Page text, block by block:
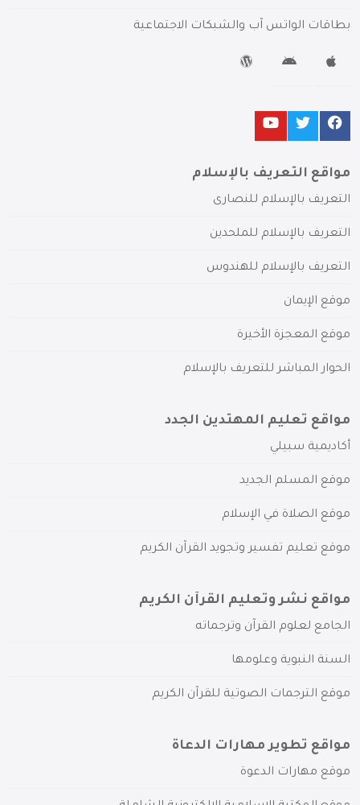
بطاقات الواتس آب والشبكات الاجتماعية
مواقع التعريف بالإسلام
التعريف بالإسلام للنصارى
التعريف بالإسلام للملحدين
التعريف بالإسلام للهندوس
موقع الإيمان
موقع المعجزة الأخيرة
الحوار المباشر للتعريف بالإسلام
مواقع تعليم المهتدين الجدد
أكاديمية سبيلي
موقع المسلم الجديد
موقع الصلاة في الإسلام
موقع تعليم تفسير وتجويد القرآن الكريم
مواقع نشر وتعليم القرآن الكريم
الجامع لعلوم القرآن وترجماته
السنة النبوية وعلومها
موقع الترجمات الصوتية للقرآن الكريم
مواقع تطوير مهارات الدعاة
موقع مهارات الدعوة